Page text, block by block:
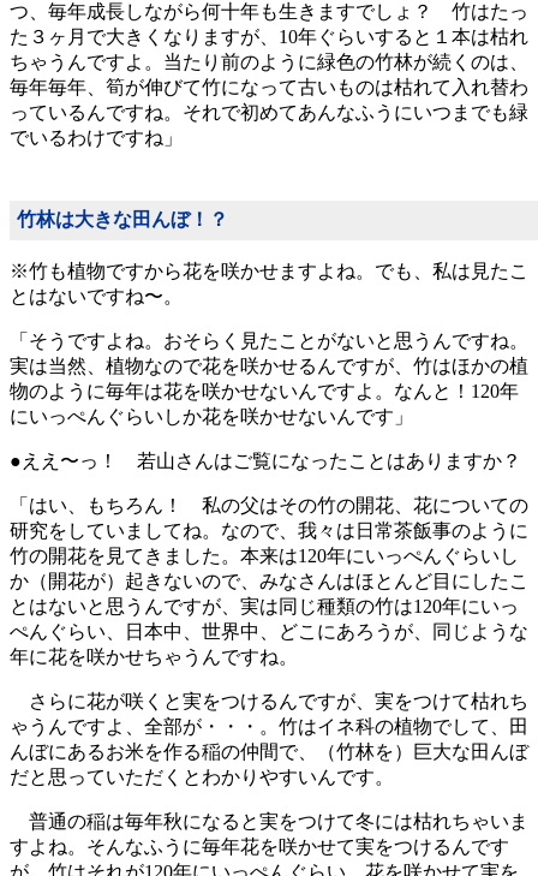
つ、毎年成長しながら何十年も生きますでしょ？ 竹はたっ
た３ヶ月で大きくなりますが、10年ぐらいすると１本は枯れ
ちゃうんですよ。当たり前のように緑色の竹林が続くのは、
毎年毎年、筍が伸びて竹になって古いものは枯れて入れ替わ
っているんですね。それで初めてあんなふうにいつまでも緑
でいるわけですね」
竹林は大きな田んぼ！？
※竹も植物ですから花を咲かせますよね。でも、私は見たこ
とはないですね〜。
「そうですよね。おそらく見たことがないと思うんですね。
実は当然、植物なので花を咲かせるんですが、竹はほかの植
物のように毎年は花を咲かせないんですよ。なんと！120年
にいっぺんぐらいしか花を咲かせないんです」
●ええ〜っ！ 若山さんはご覧になったことはありますか？
「はい、もちろん！ 私の父はその竹の開花、花についての
研究をしていましてね。なので、我々は日常茶飯事のように
竹の開花を見てきました。本来は120年にいっぺんぐらいし
か（開花が）起きないので、みなさんはほとんど目にしたこ
とはないと思うんですが、実は同じ種類の竹は120年にいっ
ぺんぐらい、日本中、世界中、どこにあろうが、同じような
年に花を咲かせちゃうんですね。
さらに花が咲くと実をつけるんですが、実をつけて枯れち
ゃうんですよ、全部が・・・。竹はイネ科の植物でして、田
んぼにあるお米を作る稲の仲間で、（竹林を）巨大な田んぼ
だと思っていただくとわかりやすいんです。
普通の稲は毎年秋になると実をつけて冬には枯れちゃいま
すよね。そんなふうに毎年花を咲かせて実をつけるんです